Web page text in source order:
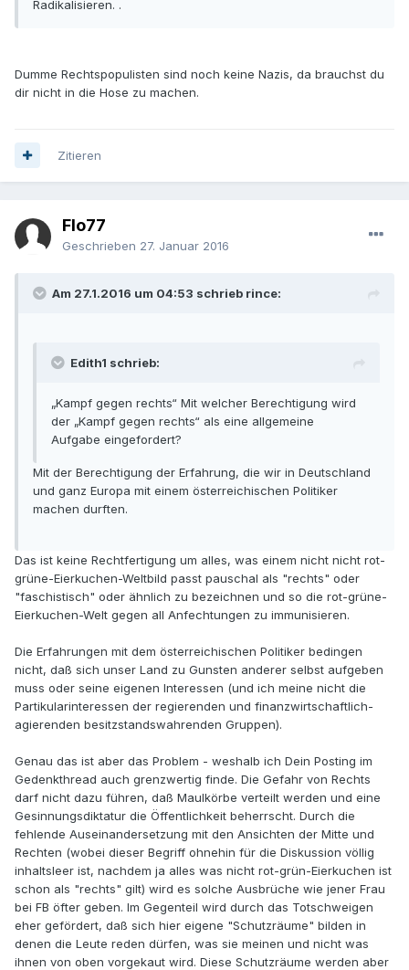
Radikalisieren. .
Dumme Rechtspopulisten sind noch keine Nazis, da brauchst du
dir nicht in die Hose zu machen.
Zitieren
Flo77
Geschrieben 27. Januar 2016
Am 27.1.2016 um 04:53 schrieb rince:
Edith1 schrieb:
„Kampf gegen rechts“ Mit welcher Berechtigung wird
der „Kampf gegen rechts“ als eine allgemeine
Aufgabe eingefordert?
Mit der Berechtigung der Erfahrung, die wir in Deutschland
und ganz Europa mit einem österreichischen Politiker
machen durften.
Das ist keine Rechtfertigung um alles, was einem nicht nicht rot-
grüne-Eierkuchen-Weltbild passt pauschal als "rechts" oder
"faschistisch" oder ähnlich zu bezeichnen und so die rot-grüne-
Eierkuchen-Welt gegen all Anfechtungen zu immunisieren.
Die Erfahrungen mit dem österreichischen Politiker bedingen
nicht, daß sich unser Land zu Gunsten anderer selbst aufgeben
muss oder seine eigenen Interessen (und ich meine nicht die
Partikularinteressen der regierenden und finanzwirtschaftlich-
agierenden besitzstandswahrenden Gruppen).
Genau das ist aber das Problem - weshalb ich Dein Posting im
Gedenkthread auch grenzwertig finde. Die Gefahr von Rechts
darf nicht dazu führen, daß Maulkörbe verteilt werden und eine
Gesinnungsdiktatur die Öffentlichkeit beherrscht. Durch die
fehlende Auseinandersetzung mit den Ansichten der Mitte und
Rechten (wobei dieser Begriff ohnehin für die Diskussion völlig
inhaltsleer ist, nachdem ja alles was nicht rot-grün-Eierkuchen ist
schon als "rechts" gilt) wird es solche Ausbrüche wie jener Frau
bei FB öfter geben. Im Gegenteil wird durch das Totschweigen
eher gefördert, daß sich hier eigene "Schutzräume" bilden in
denen die Leute reden dürfen, was sie meinen und nicht was
ihnen von oben vorgekaut wird. Diese Schutzräume werden aber